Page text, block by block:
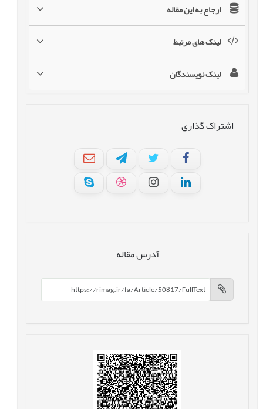
ارجاع به این مقاله
لینک های مرتبط
لینک نویسندگان
اشتراک گذاری
آدرس مقاله